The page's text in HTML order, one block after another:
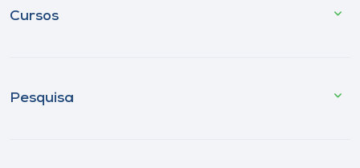
Cursos
Pesquisa